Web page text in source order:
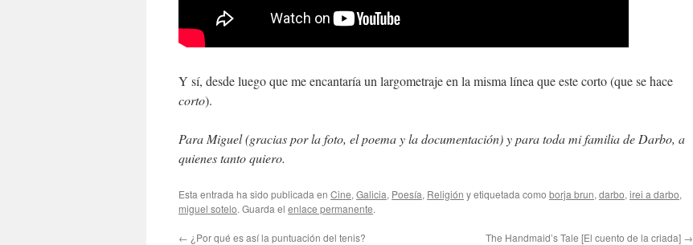
Y sí, desde luego que me encantaría un largometraje en la misma línea que este corto (que se hace
corto).
Para Miguel (gracias por la foto, el poema y la documentación) y para toda mi familia de Darbo, a
quienes tanto quiero.
Esta entrada ha sido publicada en Cine, Galicia, Poesía, Religión y etiquetada como borja brun, darbo, irei a darbo,
miguel sotelo. Guarda el enlace permanente.
← ¿Por qué es así la puntuación del tenis? The Handmaid’s Tale [El cuento de la criada] →